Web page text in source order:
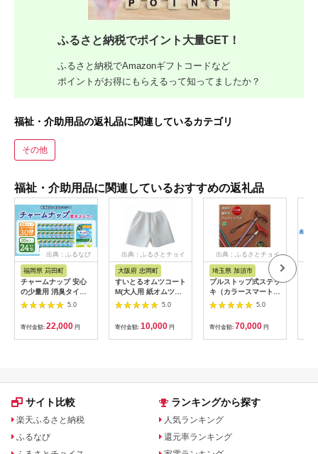
ふるさと納税でポイント大量GET！
ふるさと納税でAmazonギフトコードなど
ポイントがお得にもらえるって知ってましたか？
福祉・介助用品の返礼品に関連しているカテゴリ
その他
福祉・介助用品に関連しているおすすめの返礼品
出典：ふるなび
福岡県 苅田町
チャームナップ 安心
の少量用 消臭タイプ
20枚×24パック 1箱
尿もれパッド 吸水ケ
5.0
寄付金額: 22,000 円
出典：ふるさとチョイ
大阪府 忠岡町
すいとるオムツコート
M(大人用 紙オムツカ
バー)【1088465】
5.0
寄付金額: 10,000 円
出典：ふるさとチョイ
埼玉県 加須市
プルストップ式ステッ
キ（カラースマートネ
ック）※名入れオプシ
5.0
寄付金額: 70,000 円
サイト比較
楽天ふるさと納税
ふるなび
ランキングから探す
人気ランキング
還元率ランキング